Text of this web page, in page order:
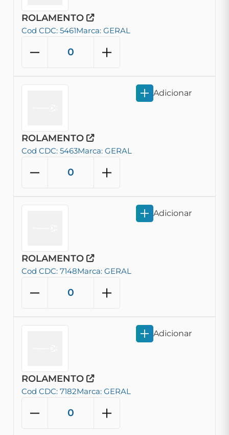
ROLAMENTO
Cod CDC: 5461Marca: GERAL
ROLAMENTO
Cod CDC: 5463Marca: GERAL
Adicionar
ROLAMENTO
Cod CDC: 7148Marca: GERAL
Adicionar
ROLAMENTO
Cod CDC: 7182Marca: GERAL
Adicionar